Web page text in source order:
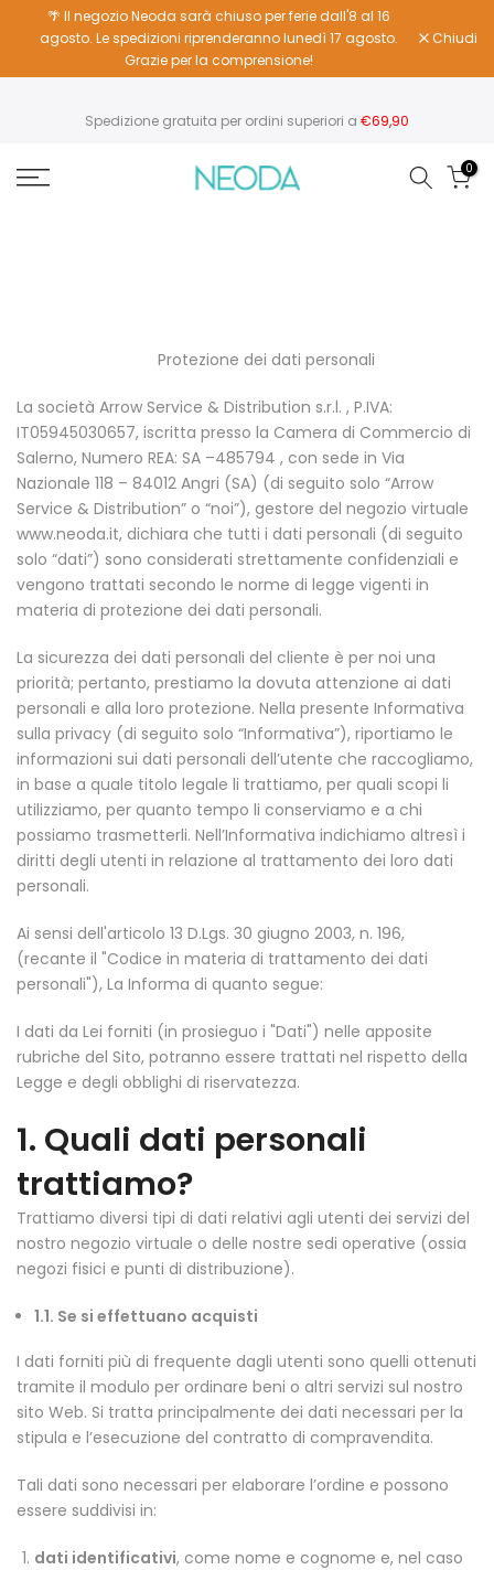
contenuto
🌴 Il negozio Neoda sarà chiuso per ferie dall'8 al 16
agosto. Le spedizioni riprenderanno lunedì 17 agosto.
Grazie per la comprensione!
Chiudi
Spedizione gratuita per ordini superiori a €69,90
0
Protezione dei dati personali
La società Arrow Service & Distribution s.r.l. , P.IVA:
IT05945030657, iscritta presso la Camera di Commercio di
Salerno, Numero REA: SA –485794 , con sede in Via
Nazionale 118 – 84012 Angri (SA) (di seguito solo “Arrow
Service & Distribution” o “noi”), gestore del negozio virtuale
www.neoda.it, dichiara che tutti i dati personali (di seguito
solo “dati”) sono considerati strettamente confidenziali e
vengono trattati secondo le norme di legge vigenti in
materia di protezione dei dati personali.
La sicurezza dei dati personali del cliente è per noi una
priorità; pertanto, prestiamo la dovuta attenzione ai dati
personali e alla loro protezione. Nella presente Informativa
sulla privacy (di seguito solo “Informativa”), riportiamo le
informazioni sui dati personali dell’utente che raccogliamo,
in base a quale titolo legale li trattiamo, per quali scopi li
utilizziamo, per quanto tempo li conserviamo e a chi
possiamo trasmetterli. Nell’Informativa indichiamo altresì i
diritti degli utenti in relazione al trattamento dei loro dati
personali.
Ai sensi dell'articolo 13 D.Lgs. 30 giugno 2003, n. 196,
(recante il "Codice in materia di trattamento dei dati
personali"), La Informa di quanto segue:
I dati da Lei forniti (in prosieguo i "Dati") nelle apposite
rubriche del Sito, potranno essere trattati nel rispetto della
Legge e degli obblighi di riservatezza.
1. Quali dati personali
trattiamo?
Trattiamo diversi tipi di dati relativi agli utenti dei servizi del
nostro negozio virtuale o delle nostre sedi operative (ossia
negozi fisici e punti di distribuzione).
1.1. Se si effettuano acquisti
I dati forniti più di frequente dagli utenti sono quelli ottenuti
tramite il modulo per ordinare beni o altri servizi sul nostro
sito Web. Si tratta principalmente dei dati necessari per la
stipula e l’esecuzione del contratto di compravendita.
Tali dati sono necessari per elaborare l’ordine e possono
essere suddivisi in:
dati identificativi, come nome e cognome e, nel caso